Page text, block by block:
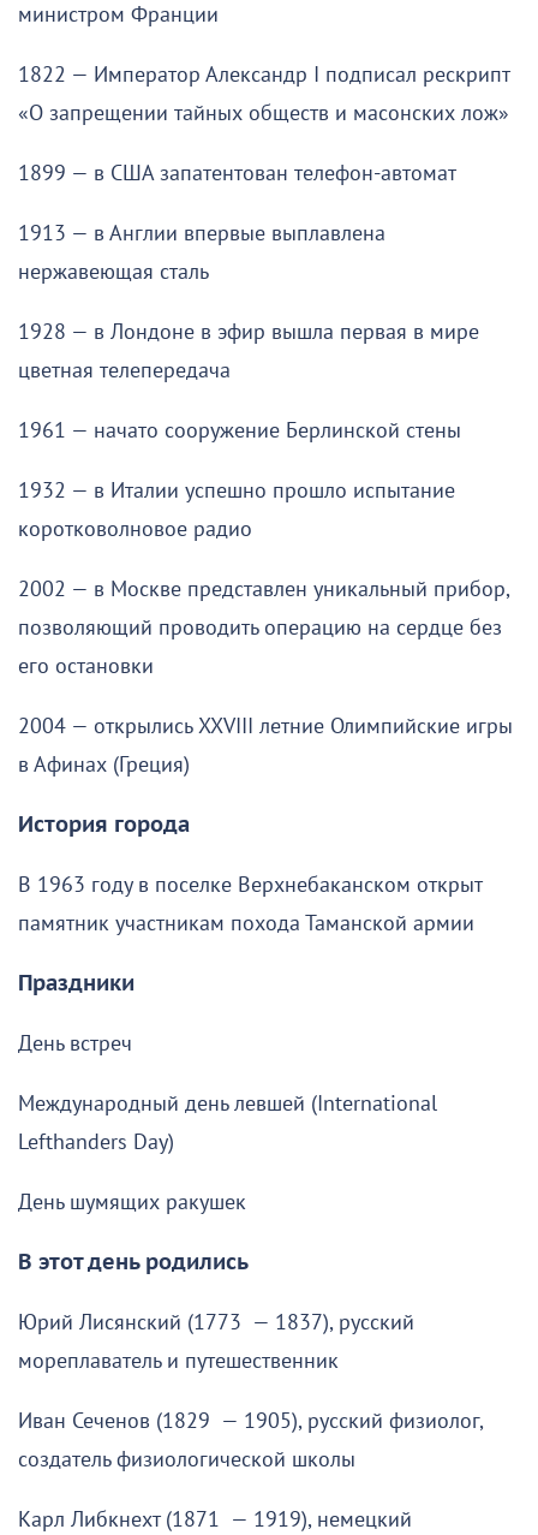
министром Франции
1822 — Император Александр I подписал рескрипт
«О запрещении тайных обществ и масонских лож»
1899 — в США запатентован телефон-автомат
1913 — в Англии впервые выплавлена
нержавеющая сталь
1928 — в Лондоне в эфир вышла первая в мире
цветная телепередача
1961 — начато сооружение Берлинской стены
1932 — в Италии успешно прошло испытание
коротковолновое радио
2002 — в Москве представлен уникальный прибор,
позволяющий проводить операцию на сердце без
его остановки
2004 — открылись XXVIII летние Олимпийские игры
в Афинах (Греция)
История города
В 1963 году в поселке Верхнебаканском открыт
памятник участникам похода Таманской армии
Праздники
День встреч
Международный день левшей (International
Lefthanders Day)
День шумящих ракушек
В этот день родились
Юрий Лисянский (1773 — 1837), русский
мореплаватель и путешественник
Иван Сеченов (1829 — 1905), русский физиолог,
создатель физиологической школы
Карл Либкнехт (1871 — 1919), немецкий